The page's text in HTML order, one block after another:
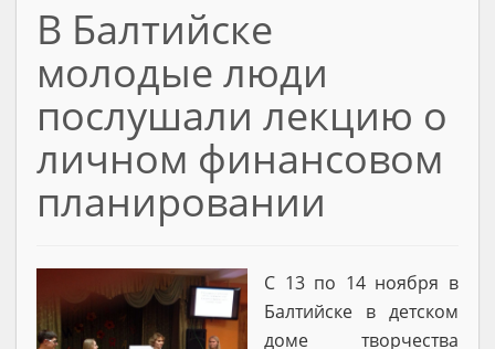
В Балтийске
молодые люди
послушали лекцию о
личном финансовом
планировании
С 13 по 14 ноября в
Балтийске в детском
доме творчества